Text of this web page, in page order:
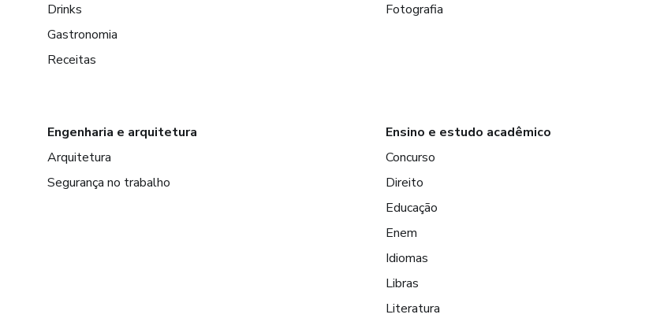
Drinks
Gastronomia
Receitas
Fotografia
Engenharia e arquitetura
Arquitetura
Segurança no trabalho
Ensino e estudo acadêmico
Concurso
Direito
Educação
Enem
Idiomas
Libras
Literatura